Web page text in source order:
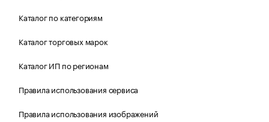
Каталог по категориям
Каталог торговых марок
Каталог ИП по регионам
Правила использования сервиса
Правила использования изображений